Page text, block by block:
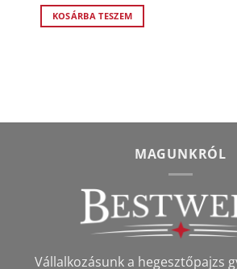
KOSÁRBA TESZEM
MAGUNKRÓL
Vállalkozásunk a hegesztőpajzs